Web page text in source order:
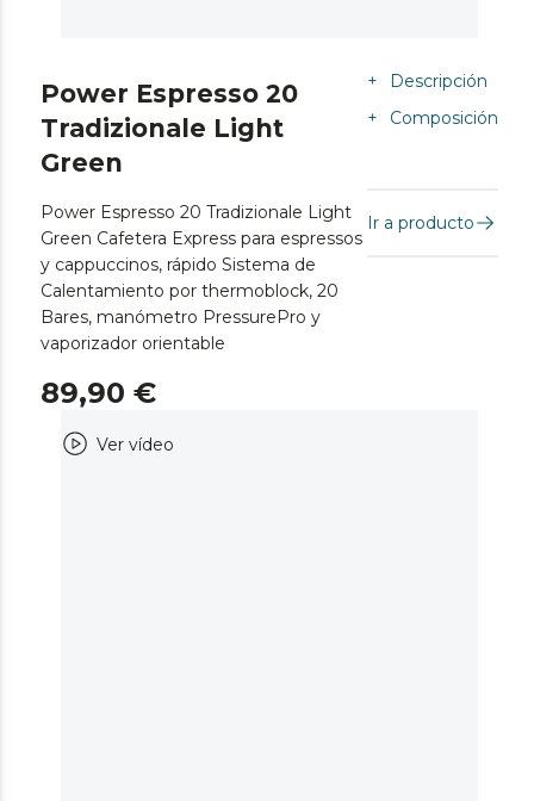
Power Espresso 20
Tradizionale Light
Green
Power Espresso 20 Tradizionale Light
Green Cafetera Express para espressos
y cappuccinos, rápido Sistema de
Calentamiento por thermoblock, 20
Bares, manómetro PressurePro y
vaporizador orientable
89,90 €
+
Descripción
+
Composición
Ir a producto
Ver vídeo